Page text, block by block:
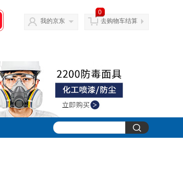
我的京东
0
去购物车结算